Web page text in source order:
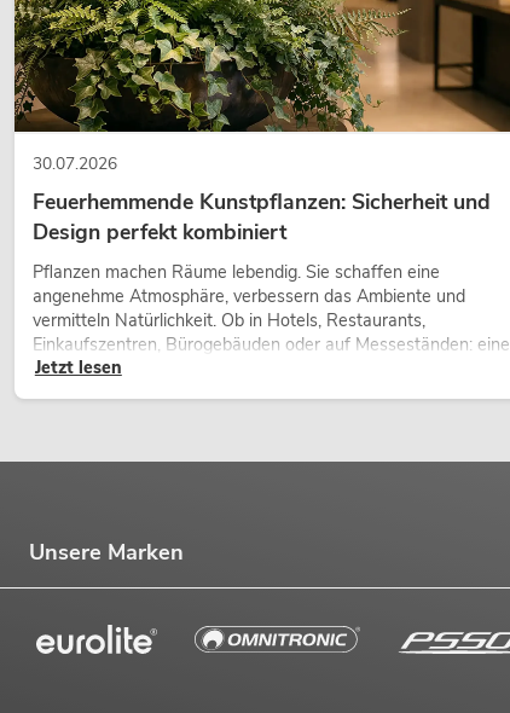
30.07.2026
Feuerhemmende Kunstpflanzen: Sicherheit und
Design perfekt kombiniert
Pflanzen machen Räume lebendig. Sie schaffen eine
angenehme Atmosphäre, verbessern das Ambiente und
vermitteln Natürlichkeit. Ob in Hotels, Restaurants,
Einkaufszentren, Bürogebäuden oder auf Messeständen: eine
hochwertige Begrünung gehört heute längst zum modernen
Raumkonzept.
Jetzt lesen
Unsere Marken